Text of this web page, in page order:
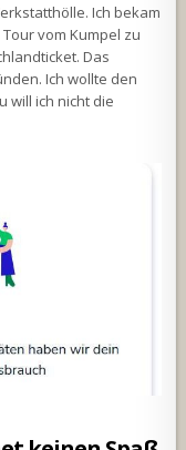
Ich bekam
vom Kumpel zu
Das
Ich wollte den
will ich nicht die